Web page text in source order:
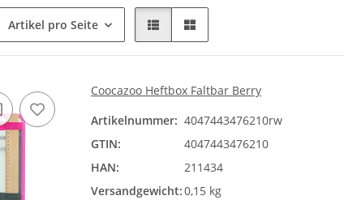
Artikel pro Seite
Coocazoo Heftbox Faltbar Berry
Artikelnummer: 4047443476210rw
GTIN:
4047443476210
HAN:
211434
Versandgewicht:0,15 kg